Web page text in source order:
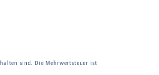
sind. Die Mehrwertsteuer ist